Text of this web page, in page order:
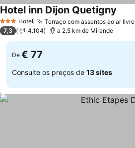
3 EstrelasHotel Terraço com assentos ao ar livre
Hotel inn Dijon Quetigny
7,3 4.104 a 2.5 km de Mirande
De € 77
Consulte os preços de 13 sites